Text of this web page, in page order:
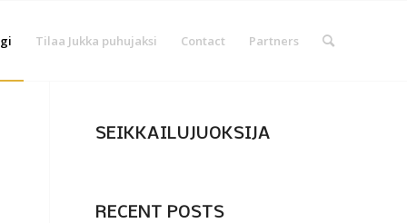
Tilaa Jukka puhujaksi Contact Partners
SEIKKAILUJUOKSIJA
RECENT POSTS